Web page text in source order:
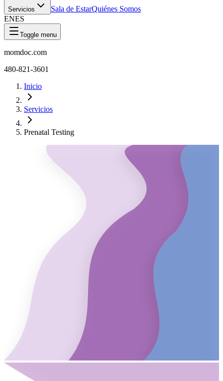
Servicios Sala de EstarQuiénes Somos
ENES
Toggle menu
momdoc.com
480-821-3601
Inicio
Servicios
Prenatal Testing